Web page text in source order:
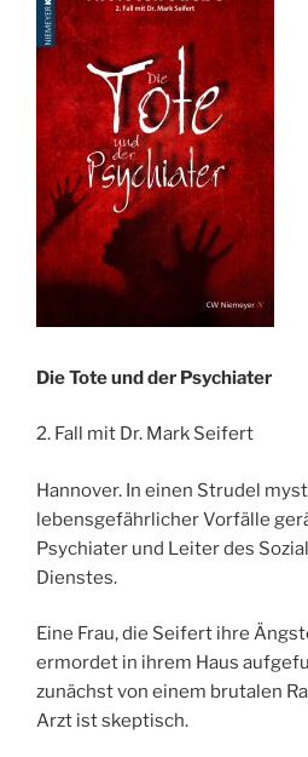
Die Tote und der Psychiater
2. Fall mit Dr. Mark Seifert
Hannover. In einen Strudel
lebensgefährlicher Vorfälle
Psychiater und Leiter des
Dienstes.
Eine Frau, die Seifert ihre
ermordet in ihrem Haus
zunächst von einem brutalen
Arzt ist skeptisch.